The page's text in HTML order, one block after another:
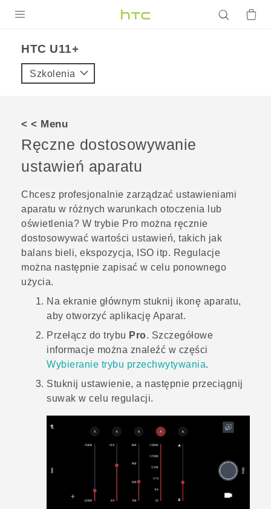
VIVE
VIVERSE
POMOC TECHNICZNA
Urządzenia i akcesoria HTC
Zaloguj się
HTC U11+‎
Szkolenia
< < Menu
Ręczne dostosowywanie
ustawień aparatu
Chcesz profesjonalnie zarządzać ustawieniami
aparatu w różnych warunkach otoczenia lub
oświetlenia? W trybie Pro można ręcznie
dostosowywać wartości ustawień, takich jak
balans bieli, ekspozycja, ISO itp. Regulacje
można następnie zapisać w celu ponownego
użycia.
Na ekranie głównym stuknij ikonę aparatu,
aby otworzyć aplikację Aparat.
Przełącz do trybu Pro. Szczegółowe
informacje można znaleźć w części
Wybieranie trybu przechwytywania.
Stuknij ustawienie, a następnie przeciągnij
suwak w celu regulacji.